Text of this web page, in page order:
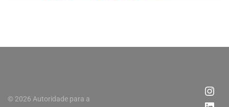
© 2026 Autoridade para a